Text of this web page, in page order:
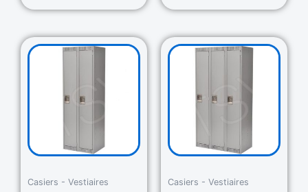
Casiers - Vestiaires
OriginalCurrent
price
Casiers - Vestiaires
Original
price